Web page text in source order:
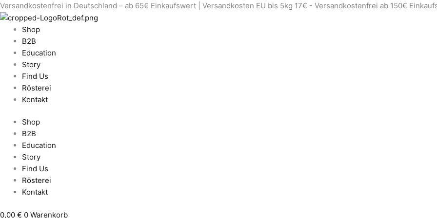
Versandkostenfrei in Deutschland – ab 65€ Einkaufswert | Versandkosten EU bis 5kg 17€ - Versandkostenfrei ab 150€
Shop
B2B
Education
Story
Find Us
Rösterei
Kontakt
Shop
B2B
Education
Story
Find Us
Rösterei
Kontakt
0,00 € 0 Warenkorb
Erforderlich
Erforderlich Erforderlich